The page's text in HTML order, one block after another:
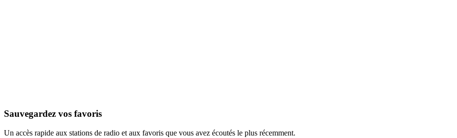
Sauvegardez vos favoris
Un accès rapide aux stations de radio et aux favoris que vous avez écoutés le plus récemment.